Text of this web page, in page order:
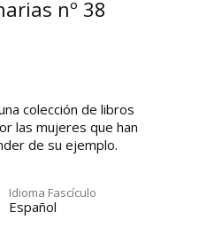
nº 38
colección de libros
las mujeres que han
de su ejemplo.
Idioma Fascículo
Español